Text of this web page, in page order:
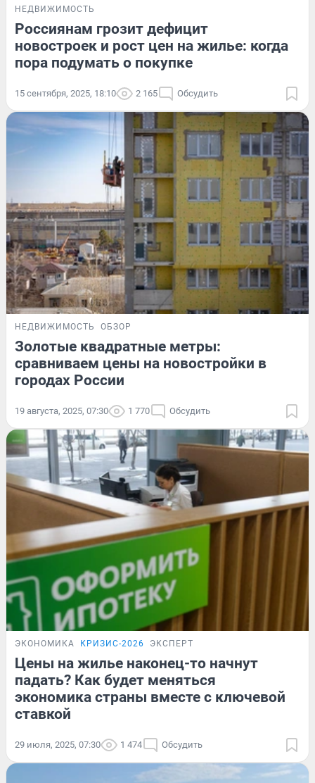
НЕДВИЖИМОСТЬ
Россиянам грозит дефицит
новостроек и рост цен на жилье: когда
пора подумать о покупке
15 сентября, 2025, 18:10 2 165 Обсудить
НЕДВИЖИМОСТЬ ОБЗОР
Золотые квадратные метры:
сравниваем цены на новостройки в
городах России
19 августа, 2025, 07:30 1 770 Обсудить
ЭКОНОМИКА КРИЗИС-2026 ЭКСПЕРТ
Цены на жилье наконец-то начнут
падать? Как будет меняться
экономика страны вместе с ключевой
ставкой
29 июля, 2025, 07:30 1 474 Обсудить